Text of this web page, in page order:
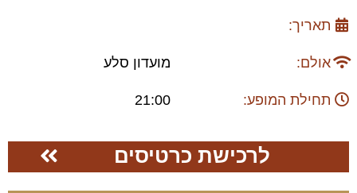
תאריך:
אולם: מועדון סלע
תחילת המופע: 21:00
לרכישת כרטיסים